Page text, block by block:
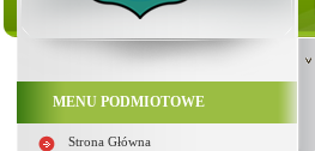
MENU PODMIOTOWE
Strona Główna